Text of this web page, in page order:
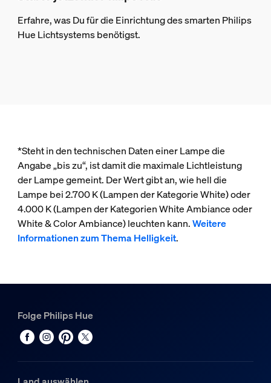
Erfahre, was Du für die Einrichtung des smarten Philips
Hue Lichtsystems benötigst.
*Steht in den technischen Daten einer Lampe die
Angabe „bis zu“, ist damit die maximale Lichtleistung
der Lampe gemeint. Der Wert gibt an, wie hell die
Lampe bei 2.700 K (Lampen der Kategorie White) oder
4.000 K (Lampen der Kategorien White Ambiance oder
White & Color Ambiance) leuchten kann.Weitere
Informationen zum Thema Helligkeit.
Folge Philips Hue